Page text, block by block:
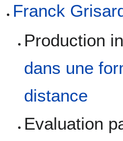
Franck
Production
dans une
distance
Evaluation